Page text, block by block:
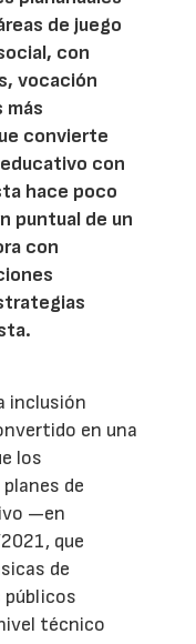
de juego
con
vocación
más
convierte
con
hace poco
puntual de un
con
inclusión
en una
los
de
—en
que
de
públicos
técnico